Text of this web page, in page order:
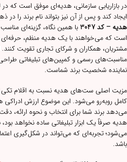
در بازاریابی سازمانی، هدیه‌ای موفق است که
ایجاد کند و پس از آن نیز بتواند نام برند را
هدیه – کد 3047
با همین نگاه، گزینه‌ای
است که می‌خواهند با یک هدیه منظم، حرفه‌ای و
مشتریان، همکاران و شرکای تجاری تقویت
مناسبت‌های رسمی و کمپین‌های تبلیغاتی
نماینده شخصیت برند شماست.
مزیت اصلی ست‌های هدیه نسبت به اقلام
کامل روبه‌رو می‌شود. این موضوع ارزش
می‌دهد برند شما برای انتخاب و نحوه ارائه،
هدیه صرفاً یک ابزار تبلیغاتی ساده نخواهد
می‌شود؛ تجربه‌ای که می‌تواند در شکل‌گیری
باشد.